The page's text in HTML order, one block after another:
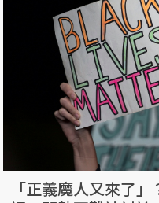
「正義魔人又來了